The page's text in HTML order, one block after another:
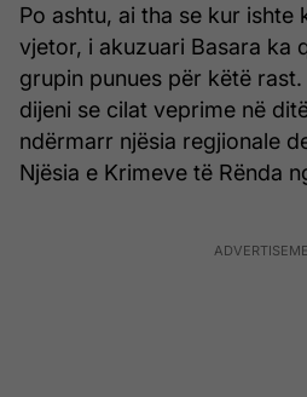
Po ashtu, ai tha se kur ishte
vjetor, i akuzuari Basara ka
grupin punues për këtë
dijeni se cilat veprime në
ndërmarr njësia regjionale
Njësia e Krimeve të Rënda